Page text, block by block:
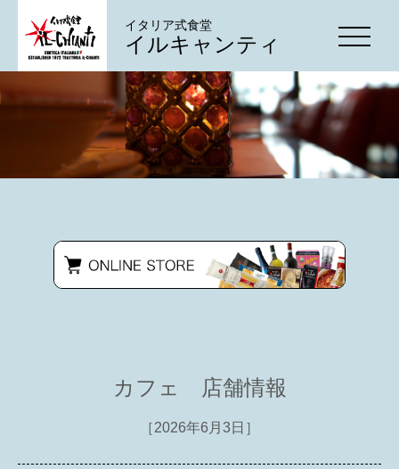
イタリア式食堂
イルキャンティ
カフェ 店舗情報
［2026年6月3日］